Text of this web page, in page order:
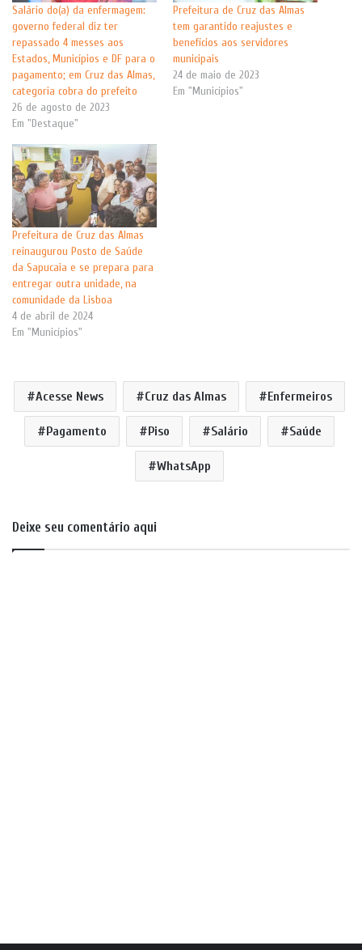
Salário do(a) da enfermagem:
governo federal diz ter
repassado 4 messes aos
Estados, Municípios e DF para o
pagamento; em Cruz das Almas,
categoria cobra do prefeito
26 de agosto de 2023
Em "Destaque"
Prefeitura de Cruz das Almas
tem garantido reajustes e
benefícios aos servidores
municipais
24 de maio de 2023
Em "Municípios"
Prefeitura de Cruz das Almas
reinaugurou Posto de Saúde
da Sapucaia e se prepara para
entregar outra unidade, na
comunidade da Lisboa
4 de abril de 2024
Em "Municípios"
Acesse News Cruz das Almas Enfermeiros
Pagamento Piso Salário Saúde
WhatsApp
Deixe seu comentário aqui